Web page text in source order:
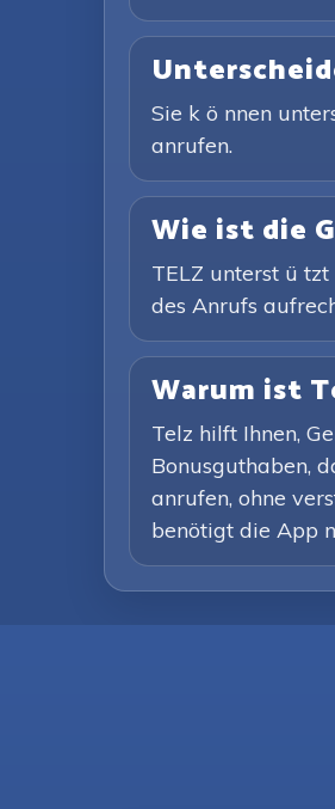
Sie k ö nnen
anrufen.
Wie ist die
TELZ unterst ü
des Anrufs
Warum ist
Telz hilft Ihnen,
Bonusguthaben,
anrufen, ohne
benötigt die App